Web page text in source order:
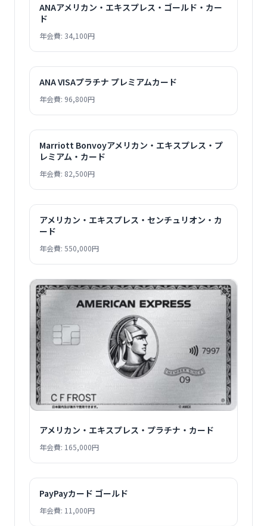
ANAアメリカン・エキスプレス・ゴールド・カー
ド
年会費: 34,100円
ANA VISAプラチナ プレミアムカード
年会費: 96,800円
Marriott Bonvoyアメリカン・エキスプレス・プ
レミアム・カード
年会費: 82,500円
アメリカン・エキスプレス・センチュリオン・カ
ード
年会費: 550,000円
アメリカン・エキスプレス・プラチナ・カード
年会費: 165,000円
PayPayカード ゴールド
年会費: 11,000円